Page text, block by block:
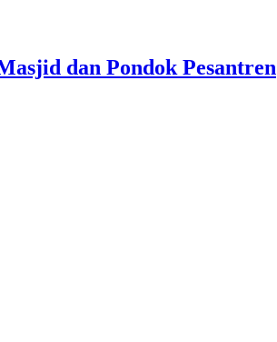
dan Pondok Pesantren